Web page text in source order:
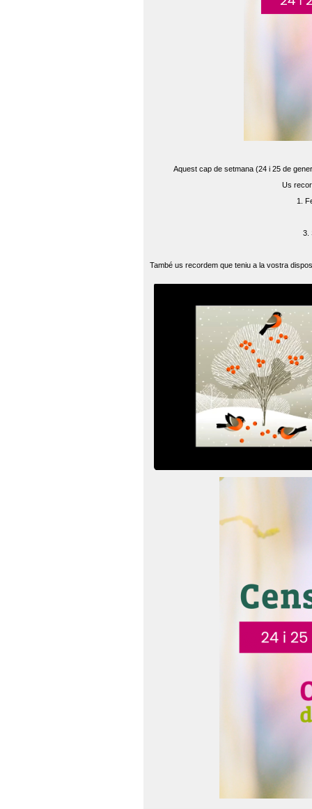
Aquest cap de setmana (24 i 25 de
Us
1.
3.
També us recordem que teniu a la vostra